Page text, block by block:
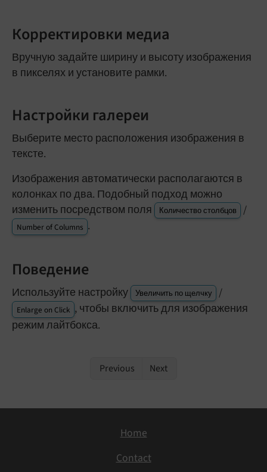
Корректировки медиа
Вручную задайте ширину и высоту изображения
в пикселях и установите рамки.
Настройки галереи
Выберите место расположения изображения в
тексте.
Изображения автоматически располагаются в
колонках по два. Подобный подход можно
изменить посредством поля
Количество столбцов /
Number of Columns .
Поведение
Используйте настройку Увеличить по щелчку /
Enlarge on Click , чтобы включить для изображения
режим лайтбокса.
Previous Next
Home
Contact